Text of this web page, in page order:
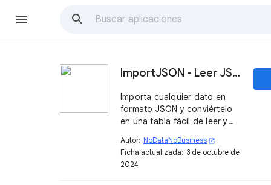
ImportJSON - Leer JSON con una función G Sheets
Importa cualquier dato en
formato JSON y conviértelo
en una tabla fácil de leer y
JSON a tu hoja de cálculo en
segundos a través de una
sencilla función.
Autor: NoDataNoBusiness open_in_new
Ficha actualizada: 3 de octubre de
2024